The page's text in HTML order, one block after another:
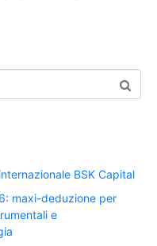
BSK Capital
maxi-deduzione per
e